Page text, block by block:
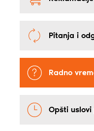
Pitanja i
Radno
Opšti uslovi